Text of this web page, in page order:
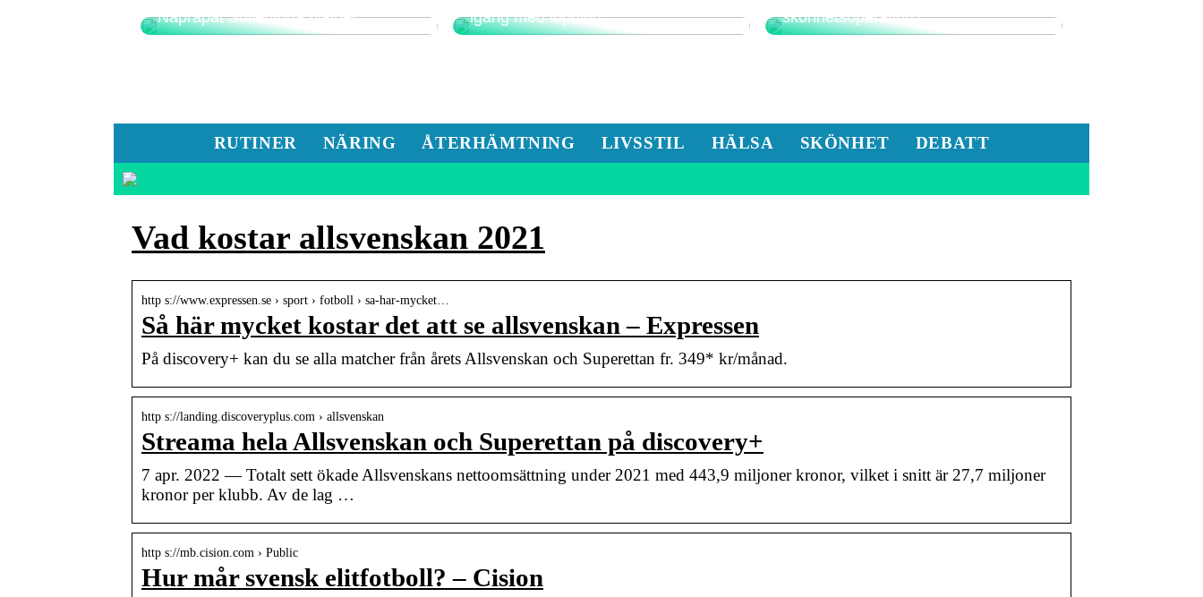
Naprapat Sollentuna hjälper
igång med löpning
skönhetsoperation?
RUTINER NÄRING ÅTERHÄMTNING LIVSSTIL HÄLSA SKÖNHET DEBATT
Vad kostar allsvenskan 2021
http s://www.expressen.se › sport › fotboll › sa-har-mycket…
Så här mycket kostar det att se allsvenskan – Expressen
På discovery+ kan du se alla matcher från årets Allsvenskan och Superettan fr. 349* kr/månad.
http s://landing.discoveryplus.com › allsvenskan
Streama hela Allsvenskan och Superettan på discovery+
7 apr. 2022 — Totalt sett ökade Allsvenskans nettoomsättning under 2021 med 443,9 miljoner kronor, vilket i snitt är 27,7 miljoner
kronor per klubb. Av de lag …
http s://mb.cision.com › Public
Hur mår svensk elitfotboll? – Cision